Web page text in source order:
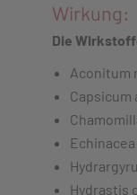
Wirkung:
Die
Aconitum
Capsicum
Hydrastis